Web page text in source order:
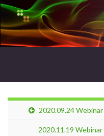
2020.09.24
2020.11.19